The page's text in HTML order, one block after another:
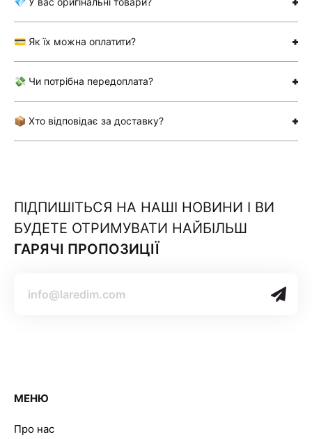
💳 Як їх можна оплатити?
💸 Чи потрібна передоплата?
📦 Хто відповідає за доставку?
ПІДПИШІТЬСЯ НА НАШІ НОВИНИ І ВИ
БУДЕТЕ ОТРИМУВАТИ НАЙБІЛЬШ
ГАРЯЧІ ПРОПОЗИЦІЇ
МЕНЮ
Про нас